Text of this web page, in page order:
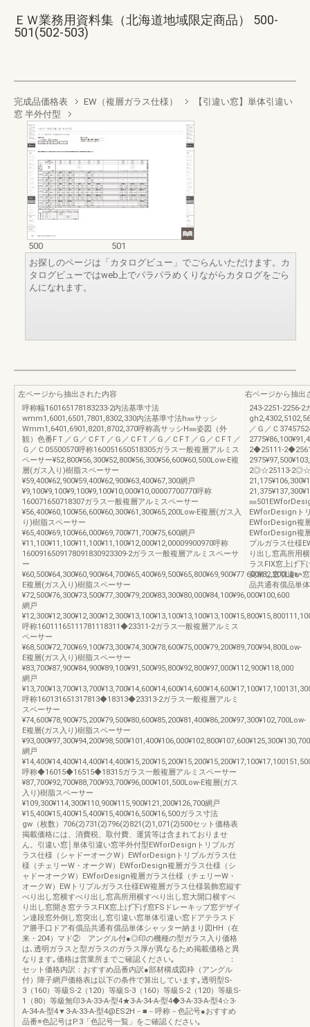
ＥＷ業務用資料集（北海道地域限定商品） 500-
501(502-503)
完成品価格表 EW（複層ガラス仕様）
【引違い窓】単体引違い
窓 半外付型
500
501
お探しのページは「カタログビュー」でごらんいただけます。カ
タログビューではweb上でパラパラめくりながらカタログをごら
んになれます。
左ページから抽出された内容
呼称幅160165178183233-2内法基準寸法
wmm1,6001,6501,7801,8302,330内法基準寸法h㎜サッシ
Wmm1,6401,6901,8201,8702,370呼称高サッシH㎜姿図（外
観）色番FＴ／Ｇ／ＣFＴ／Ｇ／ＣFＴ／Ｇ／ＣFＴ／Ｇ／ＣFＴ／
Ｇ／Ｃ05500570呼称160051650518305ガラス一般複層アルミス
ペーサー¥52,800¥56,300¥52,800¥56,300¥56,600¥60,500Low-E複
層(ガス入り)樹脂スペーサー
¥59,400¥62,900¥59,400¥62,900¥63,400¥67,300網戸
¥9,100¥9,100¥9,100¥9,100¥10,000¥10,00007700770呼称
160071650718307ガラス一般複層アルミスペーサー
¥56,400¥60,100¥56,600¥60,300¥61,300¥65,200Low-E複層(ガス入
り)樹脂スペーサー
¥65,400¥69,100¥66,000¥69,700¥71,700¥75,600網戸
¥11,100¥11,100¥11,100¥11,100¥12,000¥12,00009900970呼称
1600916509178091830923309-2ガラス一般複層アルミスペーサ
ー
¥60,500¥64,300¥60,900¥64,700¥65,400¥69,500¥65,800¥69,900¥77,600¥82,200Low-
E複層(ガス入り)樹脂スペーサー
¥72,500¥76,300¥73,500¥77,300¥79,200¥83,300¥80,000¥84,100¥96,000¥100,600
網戸
呼称16011165111781118311◆23311-2ガラス一般複層アルミス
ペーサー
¥68,500¥72,700¥69,100¥73,300¥74,300¥78,600¥75,000¥79,200¥89,700¥94,800Low-
E複層(ガス入り)樹脂スペーサー
¥83,700¥87,900¥84,900¥89,100¥91,500¥95,800¥92,800¥97,000¥112,900¥118,000
網戸
呼称160131651317813◆18313◆23313-2ガラス一般複層アルミ
スペーサー
¥74,600¥78,900¥75,200¥79,500¥80,600¥85,200¥81,400¥86,200¥97,300¥102,700Low-
E複層(ガス入り)樹脂スペーサー
¥93,000¥97,300¥94,200¥98,500¥101,400¥106,000¥102,800¥107,600¥125,300¥130,700
網戸
呼称◆16015◆16515◆18315ガラス一般複層アルミスペーサー
¥87,700¥92,700¥88,700¥93,700¥96,000¥101,500Low-E複層(ガス
入り)樹脂スペーサー
¥109,300¥114,300¥110,900¥115,900¥121,200¥126,700網戸
¥15,400¥15,400¥15,400¥15,400¥16,500¥16,500ガラス寸法
gw（枚数）706(2)731(2)796(2)821(2)1,071(2)500セット価格表
掲載価格には、消費税、取付費、運賃等は含まれておりませ
ん。引違い窓│単体引違い窓半外付型EWforDesignトリプルガ
ラス仕様（シャドーオークW）EWforDesignトリプルガラス仕
様（チェリーW・オークW）EWforDesign複層ガラス仕様（シ
ャドーオークW）EWforDesign複層ガラス仕様（チェリーW・
オークW）EWトリプルガラス仕様EW複層ガラス仕様装飾窓縦す
べり出し窓横すべり出し窓高所用横すべり出し窓大開口横すべ
り出し窓開き窓テラスFIX窓上げ下げ窓FSドレーキップ窓デザイ
ン連段窓外倒し窓突出し窓引違い窓単体引違い窓ドアテラスド
ア勝手口ドア有償品共通有償品単体シャッター納まり図HH（在
来・204）マド② アングル付●◎印の機種の型ガラス入り価格
は､透明ガラスと型ガラスのガラス厚が異なるため掲載価格と異
なります｡価格は営業所までご確認ください｡ ：
セット価格内訳：おすすめ品番内訳●部材構成図枠（アングル
付）障子網戸価格表は以下の条件で算出しています｡透明型S-
3（160）等級S-2（120）等級S-3（160）等級S-2（120）等級S-
1（80）等級無印3-A-33-A-型4★3-A-34-A-型4◆3-A-33-A-型4☆3-
A-34-A-型4▼3-A-33-A-型4@ES2H－■－呼称－色記号●おすすめ
品番※色記号はP.3「色記号一覧」をご確認ください｡
右ページから抽出
243-2251-2256-2
／Ｇ／Ｃ
2◆25111-
2◎☆25113-
㎜
EWforDesignト
EWforDesign複
EWforDesign複
プルガラス仕様
り出し窓高所用
ラスFIX窓上げ下
突出し窓引違い
品共通有償品単